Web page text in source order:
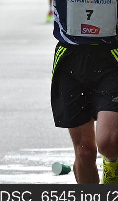
DSC_6545.jpg